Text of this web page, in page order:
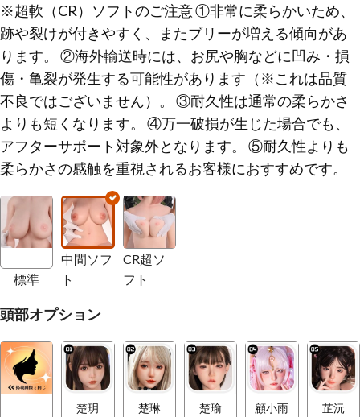
※超軟（CR）ソフトのご注意 ①非常に柔らかいため、
跡や裂けが付きやすく、またブリーが増える傾向があ
ります。 ②海外輸送時には、お尻や胸などに凹み・損
傷・亀裂が発生する可能性があります（※これは品質
不良ではございません）。 ③耐久性は通常の柔らかさ
よりも短くなります。 ④万一破損が生じた場合でも、
アフターサポート対象外となります。 ⑤耐久性よりも
柔らかさの感触を重視されるお客様におすすめです。
標準
中間ソフ
ト
CR超ソ
フト
頭部オプション
楚玥
楚琳
楚瑜
顧小雨
芷沅